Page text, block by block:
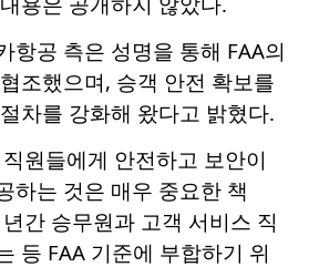
항공 측은 성명을 통해 FAA의
조했으며, 승객 안전 확보를
차를 강화해 왔다고 밝혔다.
원들에게 안전하고 보안이
하는 것은 매우 중요한 책
간 승무원과 고객 서비스 직
등 FAA 기준에 부합하기 위